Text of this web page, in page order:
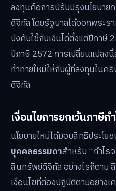
ลงทุนคือการปรับปรุงนโยบา
ดิจิทัล โดยรัฐบาลได้ออกพระ
บังคับใช้กับเงินได้ตั้งแต่ปีภาษี
ปีภาษี 2572 การเปลี่ยนแปลง
ท้าทายใหม่ให้กับผู้ที่ลงทุนในคริ
ดิจิทัล
เงื่อนไขการยกเว้นภาษีก
นโยบายใหม่ได้มอบสิทธิประโย
บุคคลธรรมดาสำหรับ “กำไร
สินทรัพย์ดิจิทัล อย่างไรก็ตาม
เงื่อนไขที่ต้องปฏิบัติตามอย่าง